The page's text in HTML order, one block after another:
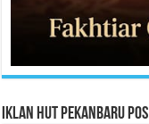
Iklan HUT Pekanbaru Pos